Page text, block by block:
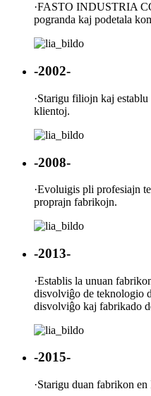
·FASTO INDUSTRIA
pogranda kaj podetala
-2002-
·Starigu filiojn kaj
klientoj.
-2008-
·Evoluigis pli profesiajn
proprajn fabrikojn.
-2013-
·Establis la unuan
disvolviĝo de teknologio
disvolviĝo kaj fabrikado
-2015-
·Starigu duan fabrikon